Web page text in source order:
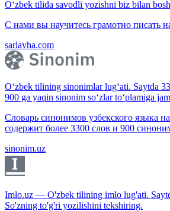
O‘zbek tilida savodli yozishni biz bilan
С нами вы научитесь грамотно писать
sarlavha.com
O‘zbek tilining sinonimlar lug‘ati. Saytda
900 ga yaqin sinonim so‘zlar to‘plamiga
Словарь синонимов узбекского языка
содержит более 3300 слов и 900
sinonim.uz
Imlo.uz — O'zbek tilining imlo lug'ati.
So'zning to'g'ri yozilishini tekshiring.